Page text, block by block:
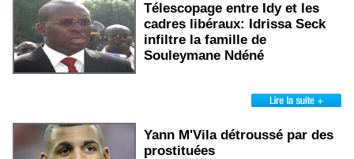
Télescopage entre Idy et les
cadres libéraux: Idrissa Seck
infiltre la famille de
Souleymane Ndéné
Yann M'Vila détroussé par des
prostituées